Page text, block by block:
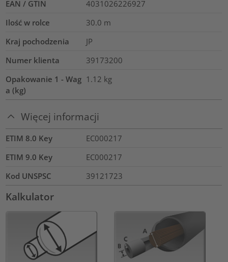
EAN / GTIN
4031026226927
Ilość w rolce
30.0 m
Kraj pochodzenia
JP
Numer klienta
39173200
Opakowanie 1 - Wag
a (kg)
1.12 kg
Więcej informacji
ETIM 8.0 Key
EC000217
ETIM 9.0 Key
EC000217
Kod UNSPSC
39121723
Kalkulator